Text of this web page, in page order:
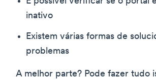
inativo
Existem várias formas de
problemas
A melhor parte? Pode fazer tudo